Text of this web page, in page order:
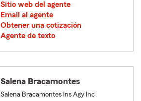
Sitio web del agente
Email al agente
Obtener una cotización
Agente de texto
Salena Bracamontes
Salena Bracamontes Ins Agy Inc